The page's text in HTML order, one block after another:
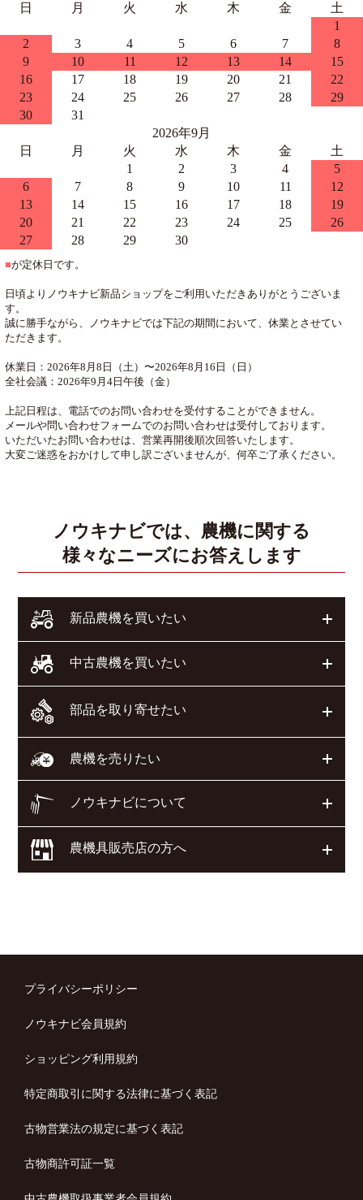
日
月 火 水 木 金
土
1
2
3 4 5 6 7
8
9
10 11 12 13 14
15
16
17 18 19 20 21
22
23
24 25 26 27 28
29
30
31
2026年9月
日
月 火 水 木 金
土
1
2 3 4
5
6
7 8 9 10 11
12
13
14 15 16 17 18
19
20
21 22 23 24 25
26
27
28 29 30
■が定休日です。
日頃よりノウキナビ新品ショップをご利用いただきありがとうございま
す。
誠に勝手ながら、ノウキナビでは下記の期間において、休業とさせてい
ただきます。
休業日：2026年8月8日（土）〜2026年8月16日（日）
全社会議：2026年9月4日午後（金）
上記日程は、電話でのお問い合わせを受付することができません。
メールや問い合わせフォームでのお問い合わせは受付しております。
いただいたお問い合わせは、営業再開後順次回答いたします。
大変ご迷惑をおかけして申し訳ございませんが、何卒ご了承ください。
ノウキナビでは、農機に関する
様々なニーズにお答えします
新品農機を買いたい
中古農機を買いたい
部品を取り寄せたい
農機を売りたい
ノウキナビについて
農機具販売店の方へ
プライバシーポリシー
ノウキナビ会員規約
ショッピング利用規約
特定商取引に関する法律に基づく表記
古物営業法の規定に基づく表記
古物商許可証一覧